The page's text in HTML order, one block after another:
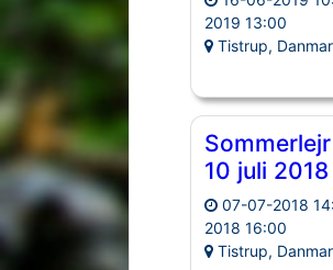
2019 13:00
Tistrup,
10 juli 2018
07-07-2018
2018 16:00
Tistrup,